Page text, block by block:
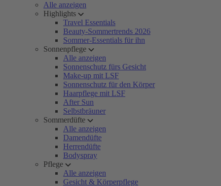
Alle anzeigen
Highlights
Travel Essentials
Beauty-Sommertrends 2026
Sommer-Essentials für ihn
Sonnenpflege
Alle anzeigen
Sonnenschutz fürs Gesicht
Make-up mit LSF
Sonnenschutz für den Körper
Haarpflege mit LSF
After Sun
Selbstbräuner
Sommerdüfte
Alle anzeigen
Damendüfte
Herrendüfte
Bodyspray
Pflege
Alle anzeigen
Gesicht & Körperpflege